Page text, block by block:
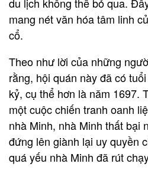
du lịch không thể bỏ qua.
mang nét văn hóa tâm linh
Theo như lời của những
rằng, hội quán này đã có
kỷ, cụ thể hơn là năm 1697.
một cuộc chiến tranh oanh
nhà Minh, nhà Minh thất bại
đứng lên giành lại uy quyền
quá yếu nhà Minh đã rút